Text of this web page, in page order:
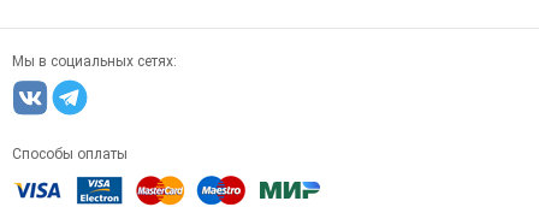
Мы в социальных сетях:
Способы оплаты